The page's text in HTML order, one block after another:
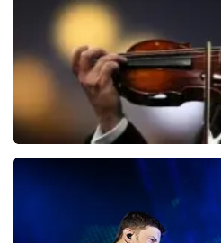
BESTEL NU
Andre Rieu
laatste 30 minuten
BESTEL NU